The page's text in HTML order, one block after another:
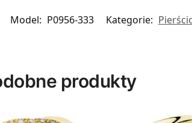
Model: P0956-333 Kategorie:
produkty